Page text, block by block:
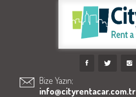
Bize Yazın;
info@cityrentacar.com.tr